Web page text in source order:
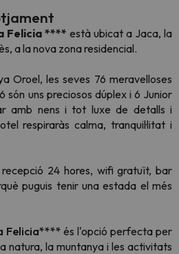
Felicia **** està ubicat a Jaca, la
a la nova zona residencial.
Oroel, les seves 76 meravelloses
són uns preciosos dúplex i 6 Junior
amb nens i tot luxe de detalls i
respiraràs calma, tranquil·litat i
24 hores, wifi gratuït, bar
puguis tenir una estada el més
Felicia**** és l'opció perfecta per
natura, la muntanya i les activitats